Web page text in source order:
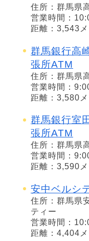
住所：群馬県
営業時間：
距離：3,543
群馬銀行高
張所ATM
住所：群馬県
営業時間：
距離：3,580
群馬銀行室
張所ATM
住所：群馬県
営業時間：
距離：3,590
安中ベルシ
住所：群馬県
ティー
営業時間：
距離：4,404